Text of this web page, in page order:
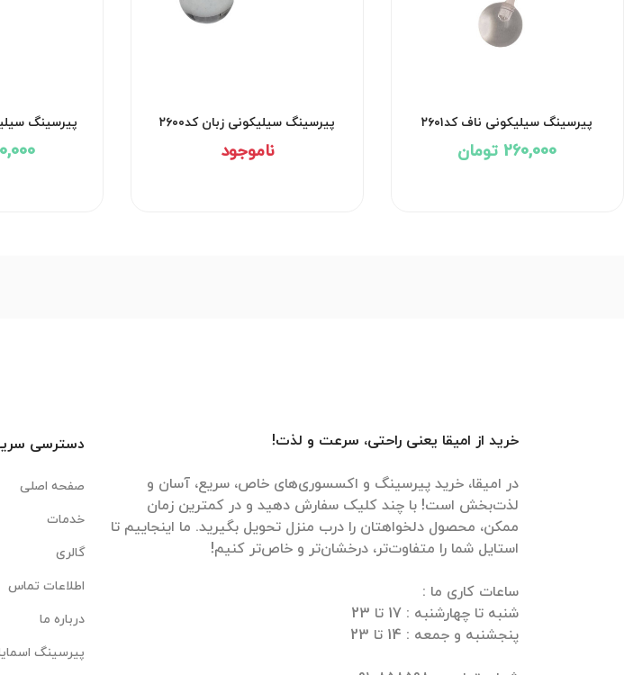
پیرسینگ سیلیکونی ناف کد۲۶۰۱
260,000 تومان
پیرسینگ سیلیکونی زبان کد۲۶۰۰
ناموجود
پیرسینگ
180,000
خرید از امیقا یعنی راحتی، سرعت و لذت!
در امیقا، خرید پیرسینگ و اکسسوری‌های خاص، سریع، آسان و
لذت‌بخش است! با چند کلیک سفارش دهید و در کمترین زمان
ممکن، محصول دلخواهتان را درب منزل تحویل بگیرید. ما اینجاییم تا
دسترسی
صفحه اصلی
خدمات
گالری
اطلاعات تماس
درباره ما
پیرسینگ